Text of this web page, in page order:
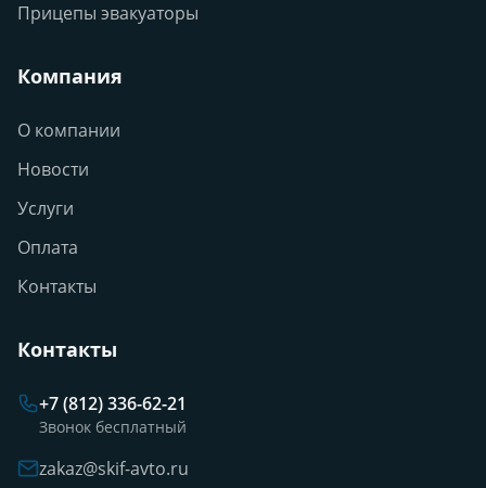
Прицепы эвакуаторы
Компания
О компании
Новости
Услуги
Оплата
Контакты
Контакты
+7 (812) 336-62-21
Звонок бесплатный
zakaz@skif-avto.ru